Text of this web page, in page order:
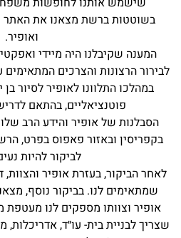
ואופיר.
המענה שקיבלנו היה מיידי
לבירור הרצונות והצרכים המתאימים
במהלכו התלוונו לאופיר לסיור בן
פוטנציאליים, בהתאם
הסבלנות של אופיר והידע הרב
בקפריסין ובאזור פאפוס בפרט,
לביקור להיות
לאחר הביקור, בעזרת אופיר והצוות,
שמתאימים לנו. בביקור נוסף,
אופיר וצוותו מספקים לנו
שצריך לבניית בית- עו״ד,